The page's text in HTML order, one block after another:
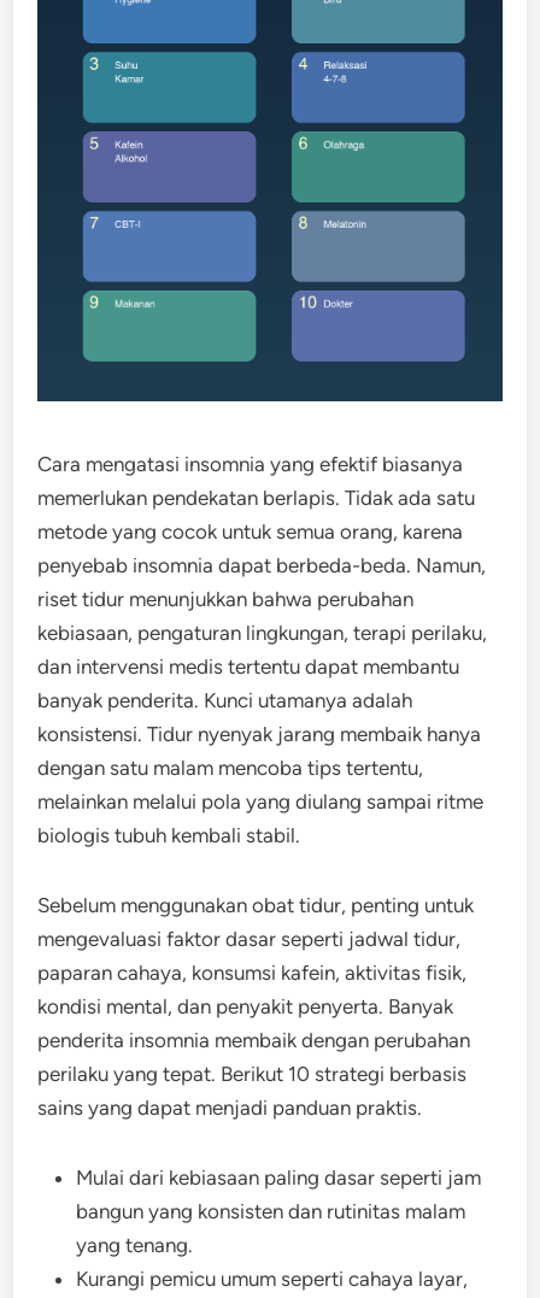
Cara mengatasi insomnia yang efektif biasanya
memerlukan pendekatan berlapis. Tidak ada satu
metode yang cocok untuk semua orang, karena
penyebab insomnia dapat berbeda-beda. Namun,
riset tidur menunjukkan bahwa perubahan
kebiasaan, pengaturan lingkungan, terapi perilaku,
dan intervensi medis tertentu dapat membantu
banyak penderita. Kunci utamanya adalah
konsistensi. Tidur nyenyak jarang membaik hanya
dengan satu malam mencoba tips tertentu,
melainkan melalui pola yang diulang sampai ritme
biologis tubuh kembali stabil.
Sebelum menggunakan obat tidur, penting untuk
mengevaluasi faktor dasar seperti jadwal tidur,
paparan cahaya, konsumsi kafein, aktivitas fisik,
kondisi mental, dan penyakit penyerta. Banyak
penderita insomnia membaik dengan perubahan
perilaku yang tepat. Berikut 10 strategi berbasis
sains yang dapat menjadi panduan praktis.
Mulai dari kebiasaan paling dasar seperti jam
bangun yang konsisten dan rutinitas malam
yang tenang.
Kurangi pemicu umum seperti cahaya layar,